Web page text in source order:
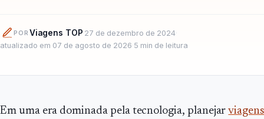
POR Viagens TOP 27 de dezembro de 2024
atualizado em 07 de agosto de 2026 5 min de leitura
Em uma era dominada pela tecnologia, planejarviagens